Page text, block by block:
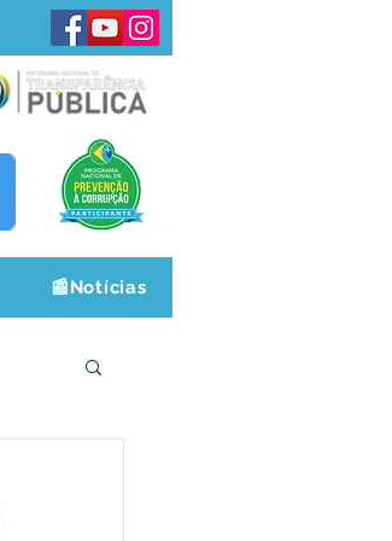
📰Notícias